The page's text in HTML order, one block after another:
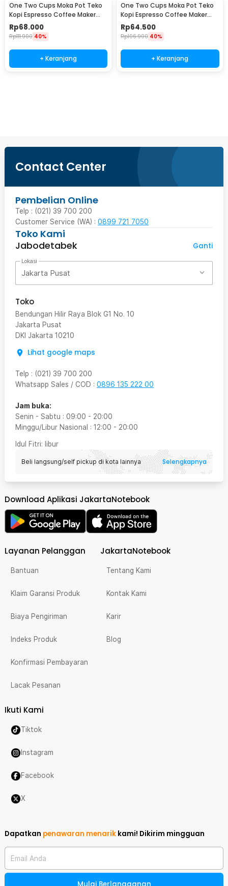
One Two Cups Moka Pot Teko
Kopi Espresso Coffee Maker
Stovetop 4 Cup 200ml - Z21
Rp68.000
Rp111.900 40%
+ Keranjang
One Two Cups Moka Pot Teko
Kopi Espresso Coffee Maker
Stovetop 2 Cup 100ml - Z21
Rp64.500
Rp106.900 40%
+ Keranjang
Contact Center
Pembelian Online
Telp : (021) 39 700 200
Customer Service (WA) : 0899 721 7050
Toko Kami
Jabodetabek
Ganti
Lokasi
Jakarta Pusat
Toko
Bendungan Hilir Raya Blok G1 No. 10
Jakarta Pusat
DKI Jakarta 10210
Lihat google maps
Telp : (021) 39 700 200
Whatsapp Sales / COD : 0896 135 222 00
Jam buka:
Senin - Sabtu : 09:00 - 20:00
Minggu/Libur Nasional : 12:00 - 20:00
Idul Fitri: libur
Beli langsung/self pickup di kota lainnya Selengkapnya
Download Aplikasi JakartaNotebook
Layanan Pelanggan
Bantuan
Klaim Garansi Produk
Biaya Pengiriman
Indeks Produk
Konfirmasi Pembayaran
Lacak Pesanan
JakartaNotebook
Tentang Kami
Kontak Kami
Karir
Blog
Ikuti Kami
Tiktok
Instagram
Facebook
X
Dapatkan penawaran menarik kami! Dikirim mingguan
Email Anda